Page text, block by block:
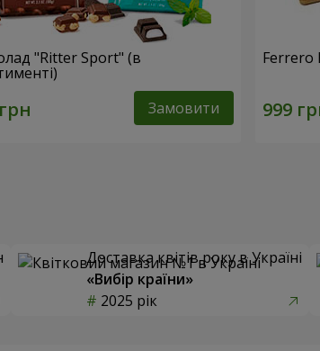
"Ritter Sport" (в
Замовити
Ferrero
Доставка квітів року в Україні
«Вибір країни»
2025 рік